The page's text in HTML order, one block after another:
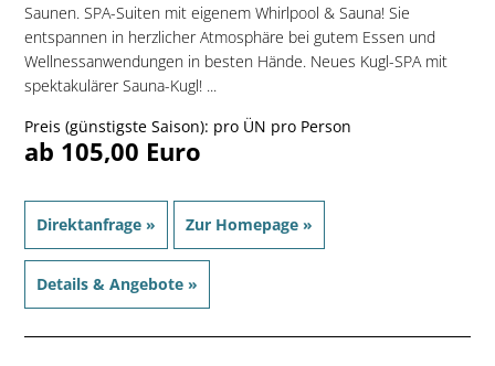
Saunen. SPA-Suiten mit eigenem Whirlpool & Sauna! Sie
entspannen in herzlicher Atmosphäre bei gutem Essen und
Wellnessanwendungen in besten Hände. Neues Kugl-SPA mit
spektakulärer Sauna-Kugl! ...
Preis (günstigste Saison): pro ÜN pro Person
ab 105,00 Euro
Direktanfrage » Zur Homepage »
Details & Angebote »